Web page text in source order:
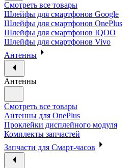
Смотреть все товары
Шлейфы для смартфонов Google
Шлейфы для смартфонов OnePlus
Шлейфы для смартфонов IQOO
Шлейфы для смартфонов Vivo
Антенны
Антенны
Смотреть все товары
Антенны для OnePlus
Проклейки дисплейного модуля
Комплекты запчастей
Запчасти для Смарт-часов